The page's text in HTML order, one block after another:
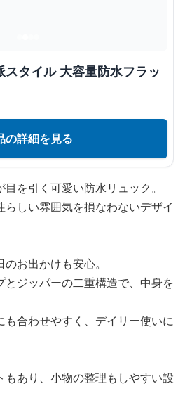
タイル 大容量防水フラッ
の詳細を見る
を引く可愛い防水リュック。
しい雰囲気を損なわないデザイ
お出かけも安心。
とジッパーの二重構造で、中身を
も合わせやすく、デイリー使いに
もあり、小物の整理もしやすい設